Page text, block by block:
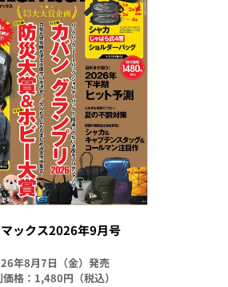
ックス2026年9月号
年8月7日（金）発売
格：1,480円（税込）